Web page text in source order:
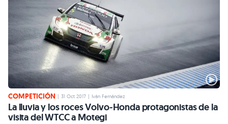
COMPETICIÓN | 31 Oct 2017 | Iván Fernández
La lluvia y los roces Volvo-Honda protagonistas de la
visita del WTCC a Motegi